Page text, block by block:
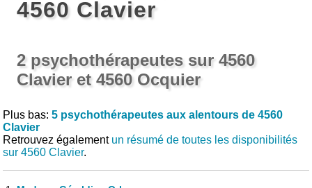
4560 Clavier
2 psychothérapeutes sur 4560
Clavier et 4560 Ocquier
Plus bas:5 psychothérapeutes aux alentours de 4560
Clavier
Retrouvez également un résumé de toutes les disponibilités
sur 4560 Clavier.